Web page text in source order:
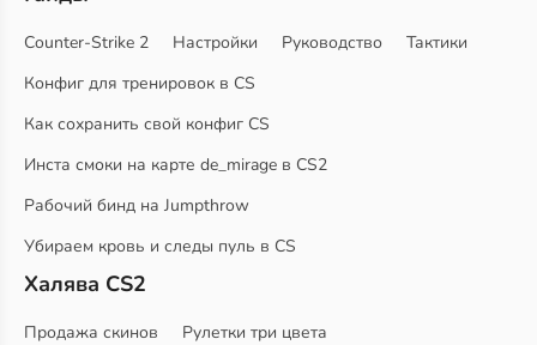
Counter-Strike 2 Настройки Руководство
Тактики
Конфиг для тренировок в CS
Как сохранить свой конфиг CS
Инста смоки на карте de_mirage в CS2
Рабочий бинд на Jumpthrow
Убираем кровь и следы пуль в CS
Халява CS2
Продажа скинов
Рулетки три цвета